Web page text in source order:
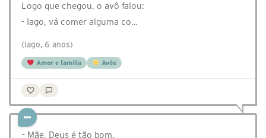
Logo que chegou, o avô falou:
- Iago, vá comer alguma co…
(Iago, 6 anos)
Amor e família Avós
– Mãe, Deus é tão bom.